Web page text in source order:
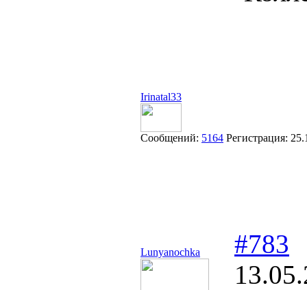
Irinatal33
Сообщений: 5164 Регистрация:
Lunyanochka
#783